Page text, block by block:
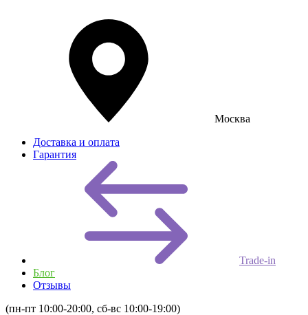
Москва
Доставка и оплата
Гарантия
Trade-in
Блог
Отзывы
(пн-пт 10:00-20:00, сб-вс 10:00-19:00)